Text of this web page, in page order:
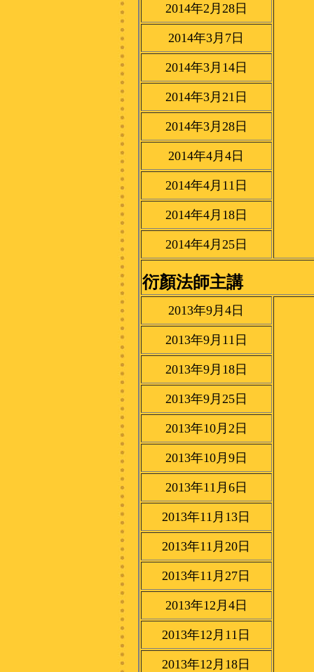
2014年2月28日
2014年3月7日
2014年3月14日
2014年3月21日
2014年3月28日
2014年4月4日
2014年4月11日
2014年4月18日
2014年4月25日
衍顏法師主講
2013年9月4日
2013年9月11日
2013年9月18日
2013年9月25日
2013年10月2日
2013年10月9日
2013年11月6日
2013年11月13日
2013年11月20日
2013年11月27日
2013年12月4日
2013年12月11日
2013年12月18日